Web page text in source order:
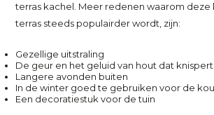
terras kachel. Meer redenen waarom deze
terras steeds populairder wordt, zijn:
Gezellige uitstraling
De geur en het geluid van hout dat knispert
Langere avonden buiten
In de winter goed te gebruiken voor de
Een decoratiestuk voor de tuin